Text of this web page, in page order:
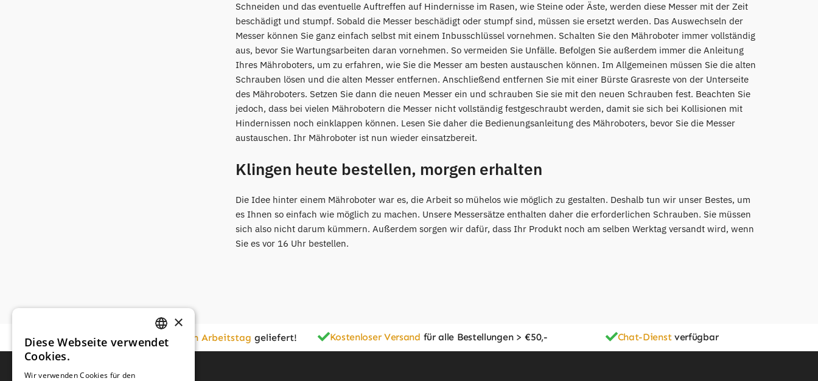
Schneiden und das eventuelle Auftreffen auf Hindernisse im Rasen, wie Steine oder Äste, werden diese Messer mit der Zeit
beschädigt und stumpf. Sobald die Messer beschädigt oder stumpf sind, müssen sie ersetzt werden. Das Auswechseln der
Messer können Sie ganz einfach selbst mit einem Inbusschlüssel vornehmen. Schalten Sie den Mähroboter immer vollständig
aus, bevor Sie Wartungsarbeiten daran vornehmen. So vermeiden Sie Unfälle. Befolgen Sie außerdem immer die Anleitung
Ihres Mähroboters, um zu erfahren, wie Sie die Messer am besten austauschen können. Im Allgemeinen müssen Sie die alten
Schrauben lösen und die alten Messer entfernen. Anschließend entfernen Sie mit einer Bürste Grasreste von der Unterseite
des Mähroboters. Setzen Sie dann die neuen Messer ein und schrauben Sie sie mit den neuen Schrauben fest. Beachten Sie
jedoch, dass bei vielen Mährobotern die Messer nicht vollständig festgeschraubt werden, damit sie sich bei Kollisionen mit
Hindernissen noch einklappen können. Lesen Sie daher die Bedienungsanleitung des Mähroboters, bevor Sie die Messer
austauschen. Ihr Mähroboter ist nun wieder einsatzbereit.
Klingen heute bestellen, morgen erhalten
Die Idee hinter einem Mähroboter war es, die Arbeit so mühelos wie möglich zu gestalten. Deshalb tun wir unser Bestes, um
es Ihnen so einfach wie möglich zu machen. Unsere Messersätze enthalten daher die erforderlichen Schrauben. Sie müssen
sich also nicht darum kümmern. Außerdem sorgen wir dafür, dass Ihr Produkt noch am selben Werktag versandt wird, wenn
Sie es vor 16 Uhr bestellen.
Vor16:00bestellt,am nächsten Arbeitstag geliefert! Kostenloser Versand für alle Bestellungen > €50,- Chat-Dienstverfügbar
GERMAN
×
Diese Webseite verwendet
Cookies.
Wir verwenden Cookies für den